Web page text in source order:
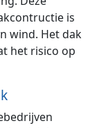
is
wind. Het dak
het risico op